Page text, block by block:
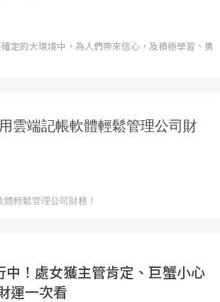
定的大環境中，為人們帶來信心，及積極學習、勇
！處女獲主管肯定、巨蟹小心
運一次看